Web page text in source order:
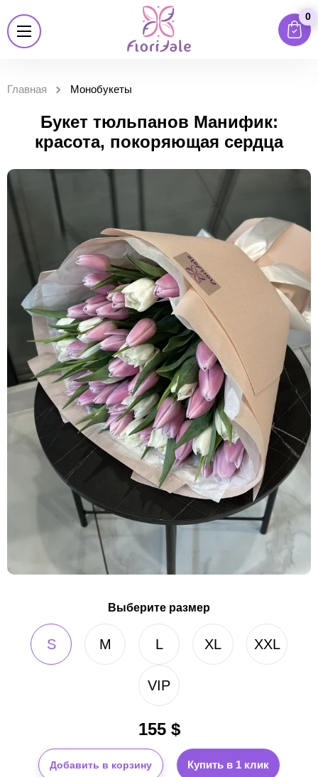
0
Главная Монобукеты
Букет тюльпанов Манифик:
красота, покоряющая сердца
Выберите размер
S M L XL XXL
VIP
155$
Добавить в корзину Купить в 1 клик